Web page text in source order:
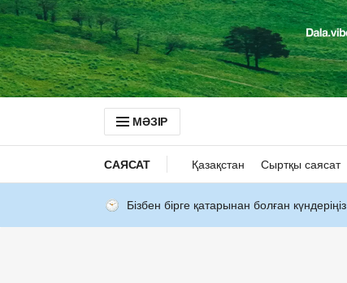
МӘЗІР
САЯСАТ Қазақстан Сыртқы саясат
Бізбен бірге қатарынан болған күндеріңіз